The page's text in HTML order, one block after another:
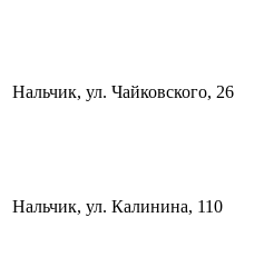
Нальчик, ул. Чайковского, 26
Нальчик, ул. Калинина, 110